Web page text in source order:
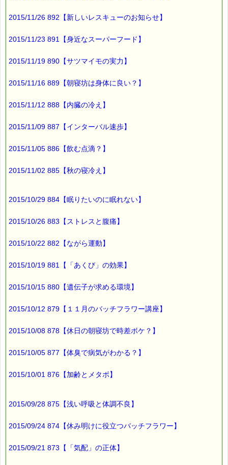
心身の不調が起こりやすくなる
場合によっては
肥満や
生活習慣病や
うつ病などのリスクが
回避できます。
１時間程度のずれに
■本日のオススメ情報
ド
https://pass-thyme.com/guide/info.asp
2015/11/26 892【新しいレスキューのお知らせ】
2015/11/23 891【身近なスーパーフード】
2015/11/19 890【サツマイモの実力】
2015/11/16 889【朝寝坊は身体に良い？】
2015/11/12 888【内臓の冷え】
2015/11/09 887【インターバル速歩】
2015/11/05 886【飲む点滴？】
2015/11/02 885【秋の寝冷え】
2015/10/29 884【眠りたいのに眠れない】
2015/10/26 883【ストレスと腹痛】
2015/10/22 882【ながら運動】
2015/10/19 881【「あくび」の効果】
2015/10/15 880【遺伝子が求める環境】
2015/10/12 879【１１月のバッチフラワー講座】
2015/10/08 878【休日の朝寝坊で時差ボケ？】
2015/10/05 877【体臭で病気がわかる？】
2015/10/01 876【加齢とメタボ】
2015/09/28 875【浅い呼吸と体調不良】
2015/09/24 874【休み明けに役立つバッチフラワー】
2015/09/21 873【「気配」の正体】